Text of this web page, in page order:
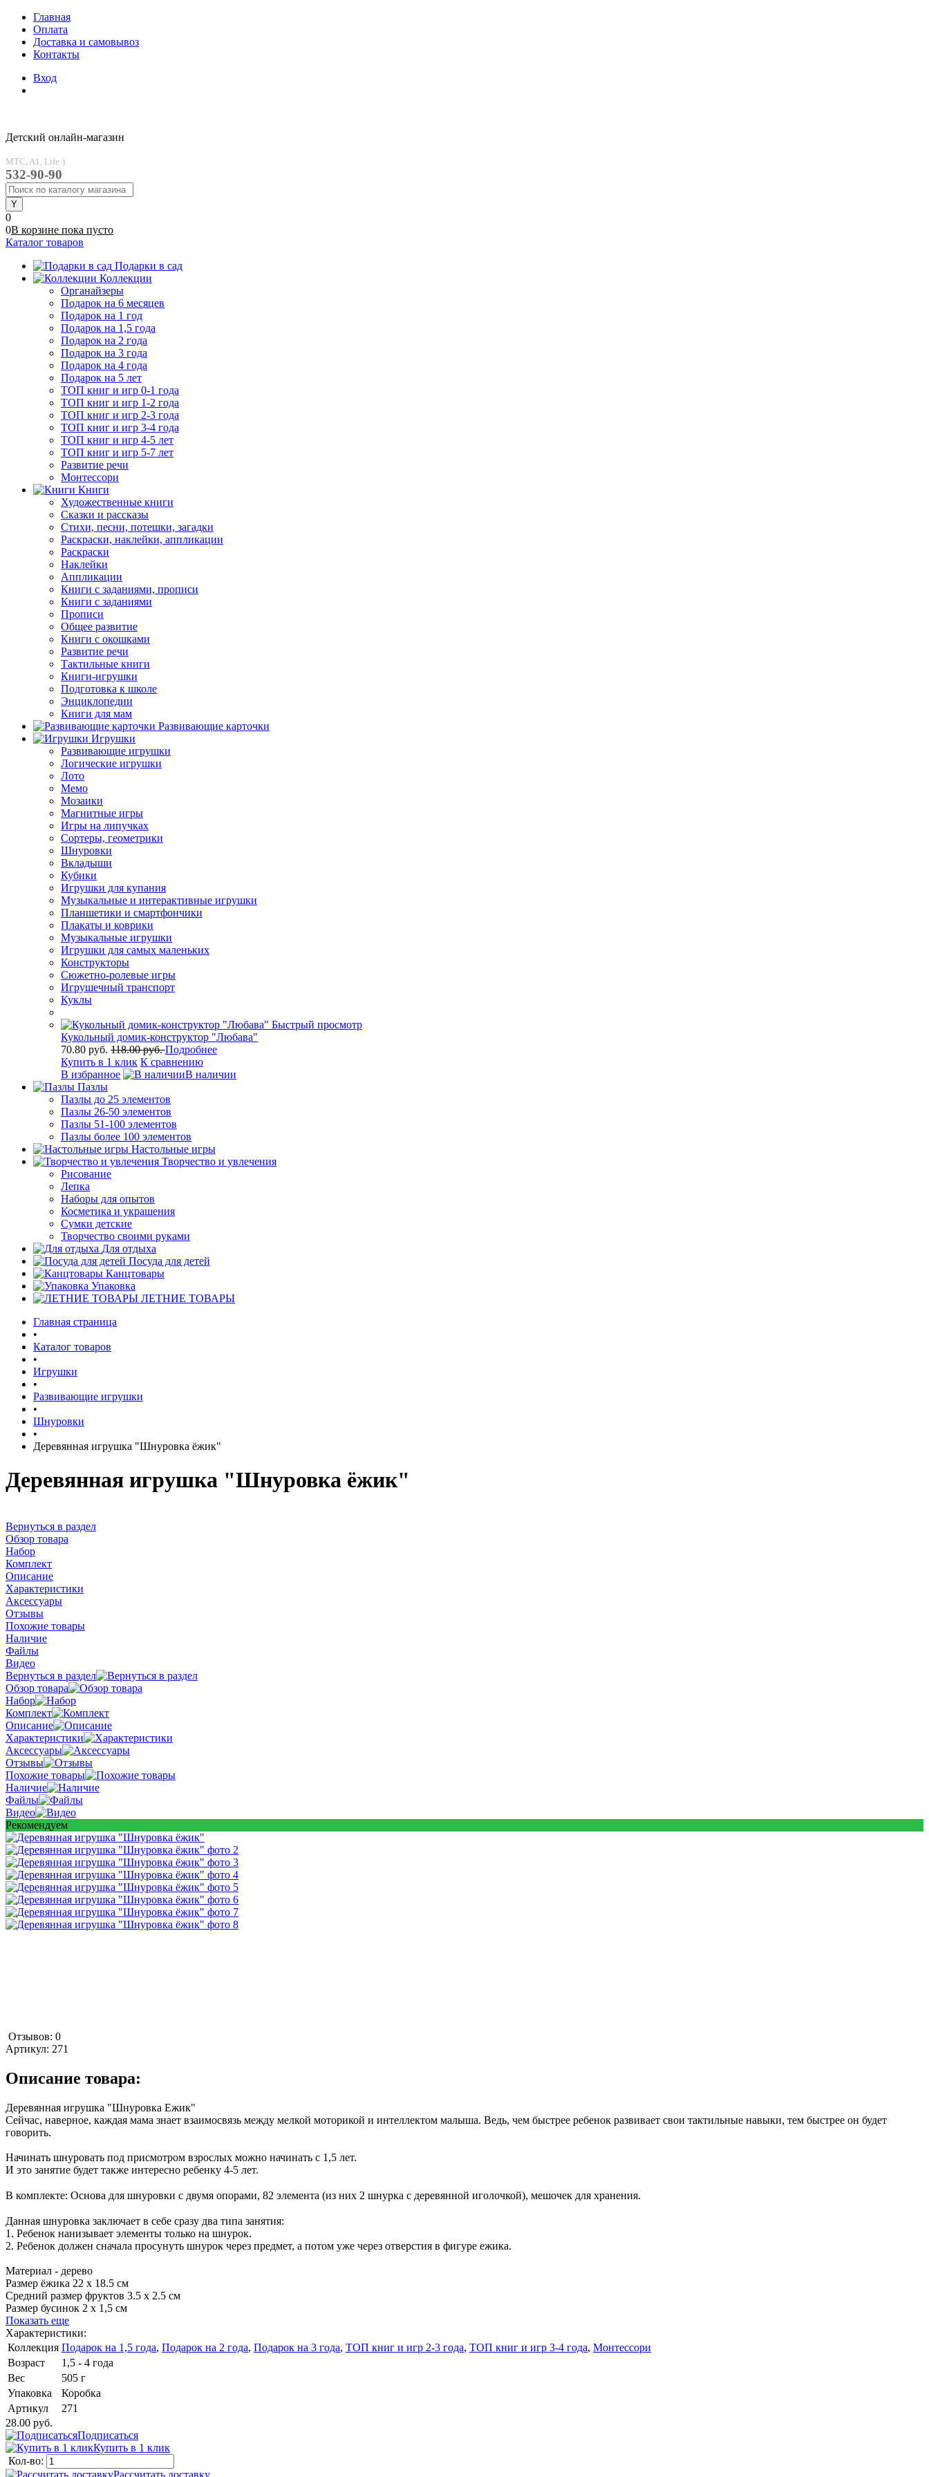
Главная
Оплата
Доставка и самовывоз
Контакты
Вход
Детский онлайн-магазин
MTC, A1, Life:)
532-90-90
0
0В корзине пока пусто
Каталог товаров
Подарки в сад
Коллекции
Органайзеры
Подарок на 6 месяцев
Подарок на 1 год
Подарок на 1,5 года
Подарок на 2 года
Подарок на 3 года
Подарок на 4 года
Подарок на 5 лет
ТОП книг и игр 0-1 года
ТОП книг и игр 1-2 года
ТОП книг и игр 2-3 года
ТОП книг и игр 3-4 года
ТОП книг и игр 4-5 лет
ТОП книг и игр 5-7 лет
Развитие речи
Монтессори
Книги
Художественные книги
Сказки и рассказы
Стихи, песни, потешки, загадки
Раскраски, наклейки, аппликации
Раскраски
Наклейки
Аппликации
Книги с заданиями, прописи
Книги с заданиями
Прописи
Общее развитие
Книги с окошками
Развитие речи
Тактильные книги
Книги-игрушки
Подготовка к школе
Энциклопедии
Книги для мам
Развивающие карточки
Игрушки
Развивающие игрушки
Логические игрушки
Лото
Мемо
Мозаики
Магнитные игры
Игры на липучках
Сортеры, геометрики
Шнуровки
Вкладыши
Кубики
Игрушки для купания
Музыкальные и интерактивные игрушки
Планшетики и смартфончики
Плакаты и коврики
Музыкальные игрушки
Игрушки для самых маленьких
Конструкторы
Сюжетно-ролевые игры
Игрушечный транспорт
Куклы
Быстрый просмотр
Кукольный домик-конструктор "Любава"
70.80 руб. 118.00 руб.Подробнее
Купить в 1 клик К сравнению
В избранное
В наличии
Пазлы
Пазлы до 25 элементов
Пазлы 26-50 элементов
Пазлы 51-100 элементов
Пазлы более 100 элементов
Настольные игры
Творчество и увлечения
Рисование
Лепка
Наборы для опытов
Косметика и украшения
Сумки детские
Творчество своими руками
Для отдыха
Посуда для детей
Канцтовары
Упаковка
ЛЕТНИЕ ТОВАРЫ
Главная страница
•
Каталог товаров
•
Игрушки
•
Развивающие игрушки
•
Шнуровки
•
Деревянная игрушка "Шнуровка ёжик"
Деревянная игрушка "Шнуровка ёжик"
Вернуться в раздел
Обзор товара
Набор
Комплект
Описание
Характеристики
Аксессуары
Отзывы
Похожие товары
Наличие
Файлы
Видео
Вернуться в раздел
Обзор товара
Набор
Комплект
Описание
Характеристики
Аксессуары
Отзывы
Похожие товары
Наличие
Файлы
Видео
Рекомендуем
Отзывов: 0
Артикул: 271
Описание товара:
Деревянная игрушка "Шнуровка Ежик"
Сейчас, наверное, каждая мама знает взаимосвязь между мелкой моторикой и интеллектом малыша. Ведь, чем быстрее ребенок развивает свои тактильные навыки, тем быстрее он будет
говорить.
Начинать шнуровать под присмотром взрослых можно начинать с 1,5 лет.
И это занятие будет также интересно ребенку 4-5 лет.
В комплекте: Основа для шнуровки с двумя опорами, 82 элемента (из них 2 шнурка с деревянной иголочкой), мешочек для хранения.
Данная шнуровка заключает в себе сразу два типа занятия:
1. Ребенок нанизывает элементы только на шнурок.
2. Ребенок должен сначала просунуть шнурок через предмет, а потом уже через отверстия в фигуре ежика.
Материал - дерево
Размер ёжика 22 х 18.5 см
Средний размер фруктов 3.5 х 2.5 см
Размер бусинок 2 х 1,5 см
Показать еще
Характеристики:
Коллекция Подарок на 1,5 года, Подарок на 2 года, Подарок на 3 года, ТОП книг и игр 2-3 года, ТОП книг и игр 3-4 года, Монтессори
Возраст
1,5 - 4 года
Вес
505 г
Упаковка
Коробка
Артикул
271
28.00 руб.
Подписаться
Купить в 1 клик
Кол-во:
Рассчитать доставку